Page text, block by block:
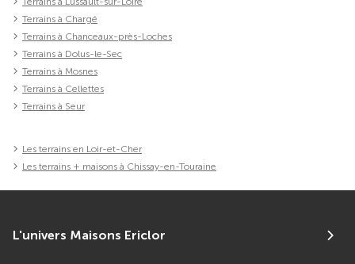
Terrains à Chargé
Terrains à Chanceaux-près-Loches
Terrains à Dolus-le-Sec
Terrains à Mosnes
Terrains à Cellettes
Terrains à Seur
Les terrains en Loir-et-Cher
Les terrains + maisons à Chissay-en-Touraine
L'univers Maisons Ericlor